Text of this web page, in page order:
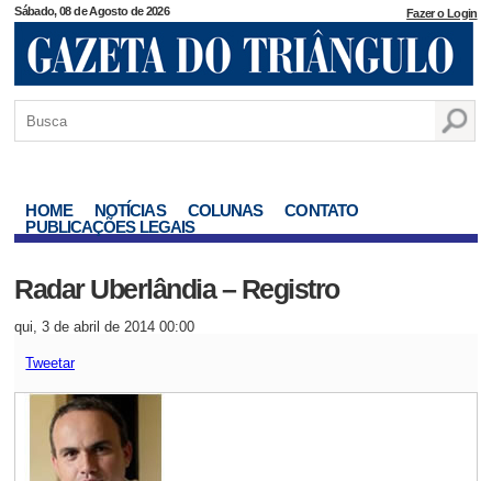
Sábado, 08 de Agosto de 2026 Fazer o Login
HOME NOTÍCIAS COLUNAS
CONTATO
PUBLICAÇÕES LEGAIS
Radar Uberlândia – Registro
qui, 3 de abril de 2014 00:00
Tweetar